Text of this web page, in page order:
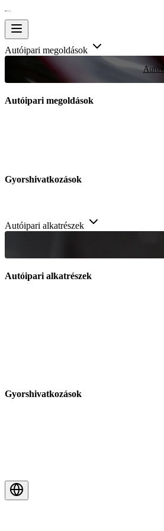
Autóipari megoldások
Autóipari megoldások
Gyorshivatkozások
Autóipari alkatrészek
Autóipari alkatrészek
Gyorshivatkozások